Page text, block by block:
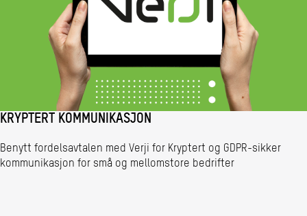
KRYPTERT KOMMUNIKASJON
Benytt fordelsavtalen med Verji for Kryptert og GDPR-sikker
kommunikasjon for små og mellomstore bedrifter